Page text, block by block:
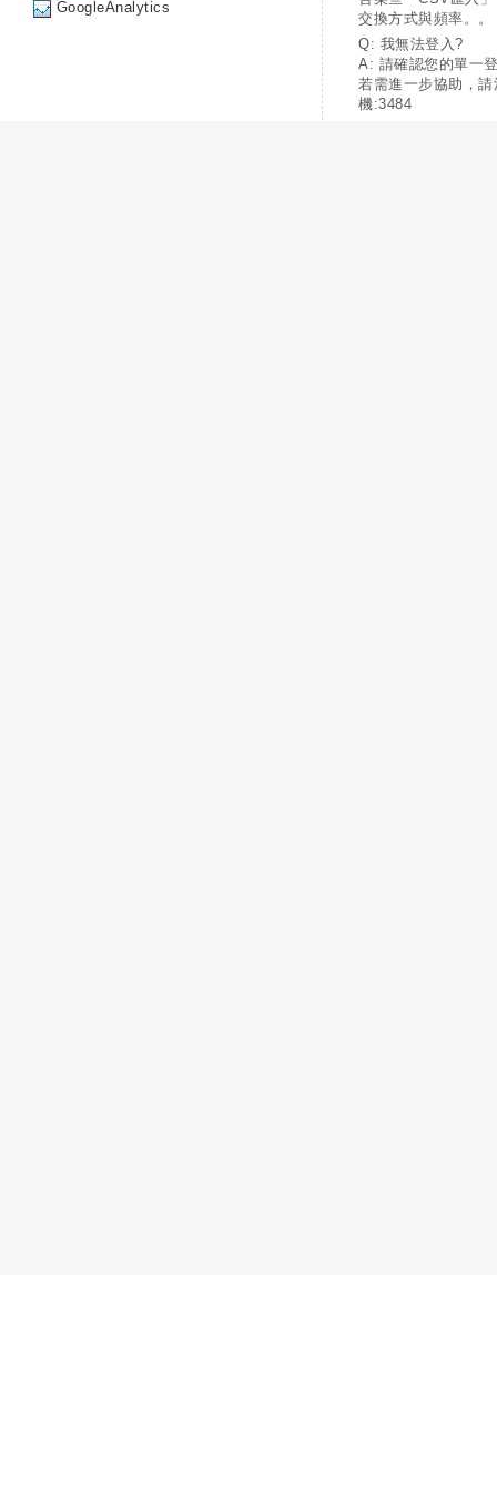
GoogleAnalytics
交換方式與頻率。。
Q: 我無法登入?
A: 請確認您的單一
若需進一步協助，
機:3484